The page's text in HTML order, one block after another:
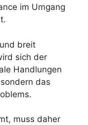
im Umgang
breit
sich der
Handlungen
das
muss daher